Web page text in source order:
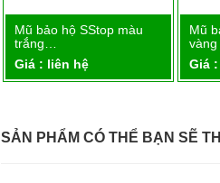
Chi tiết
Mũ bảo hộ SStop màu
trắng…
Giá : liên hệ
Mũ
vàng
Giá
SẢN PHẨM CÓ THỂ BẠN SẼ